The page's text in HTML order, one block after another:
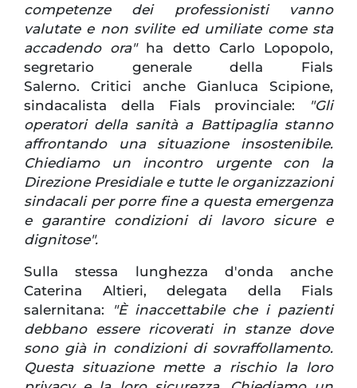
competenze dei professionisti vanno
valutate e non svilite ed umiliate come sta
accadendo ora" ha detto Carlo Lopopolo,
segretario generale della Fials
Salerno. Critici anche Gianluca Scipione,
sindacalista della Fials provinciale:
"Gli
operatori della sanità a Battipaglia stanno
affrontando una situazione insostenibile.
Chiediamo un incontro urgente con la
Direzione Presidiale e tutte le organizzazioni
sindacali per porre fine a questa emergenza
e garantire condizioni di lavoro sicure e
dignitose".
Sulla stessa lunghezza d'onda anche
Caterina Altieri, delegata della Fials
salernitana:
"È inaccettabile che i pazienti
debbano essere ricoverati in stanze dove
sono già in condizioni di sovraffollamento.
Questa situazione mette a rischio la loro